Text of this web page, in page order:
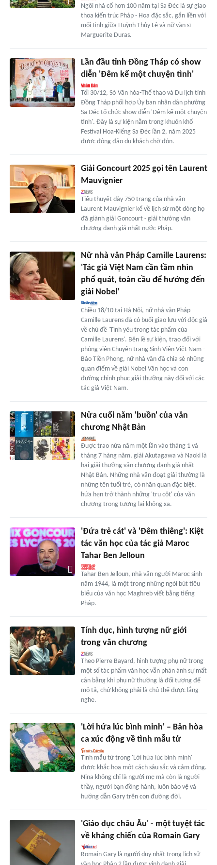
Ngôi nhà cổ hơn 100 năm tại Sa Đéc là sự giao
thoa kiến trúc Pháp - Hoa đặc sắc, gắn liền với
mối tình giữa Huỳnh Thủy Lê và nữ văn sĩ
Marguerite Duras.
Lần đầu tỉnh Đồng Tháp có show
diễn 'Đêm kể một chuyện tình'
Tối 30/12, Sở Văn hóa-Thể thao và Du lịch tỉnh
Đồng Tháp phối hợp Ủy ban nhân dân phường
Sa Đéc tổ chức show diễn 'Đêm kể một chuyện
tình'. Đây là sự kiện nằm trong khuôn khổ
Festival Hoa-Kiểng Sa Đéc lần 2, năm 2025
được đông đảo du khách chờ đón.
Giải Goncourt 2025 gọi tên Laurent
Mauvignier
Tiểu thuyết dày 750 trang của nhà văn
Laurent Mauvignier kể về lịch sử một dòng họ
đã giành giải Goncourt - giải thưởng văn
chương danh giá nhất nước Pháp.
Nữ nhà văn Pháp Camille Laurens:
'Tác giả Việt Nam cần tầm nhìn
phổ quát, toàn cầu để hướng đến
giải Nobel'
Chiều 18/10 tại Hà Nội, nữ nhà văn Pháp
Camille Laurens đã có buổi giao lưu với độc giả
về chủ đề 'Tình yêu trong tác phẩm của
Camille Laurens'. Bên lề sự kiện, trao đổi với
phóng viên Chuyên trang Sinh Viên Việt Nam -
Báo Tiền Phong, nữ nhà văn đã chia sẻ những
quan điểm về giải Nobel Văn học và con
đường chinh phục giải thưởng này đối với các
tác giả Việt Nam.
Nửa cuối năm 'buồn' của văn
chương Nhật Bản
Được trao nửa năm một lần vào tháng 1 và
tháng 7 hàng năm, giải Akutagawa và Naoki là
hai giải thưởng văn chương danh giá nhất
Nhật Bản. Những nhà văn đoạt giải thường là
những tên tuổi trẻ, có nhãn quan đặc biệt,
hứa hẹn trở thành những 'trụ cột' của văn
chương trong tương lai không xa.
'Đứa trẻ cát' và 'Đêm thiêng': Kiệt
tác văn học của tác giả Maroc
Tahar Ben Jelloun
Tahar Ben Jelloun, nhà văn người Maroc sinh
năm 1944, là một trong những ngòi bút tiêu
biểu của văn học Maghreb viết bằng tiếng
Pháp.
Tính dục, hình tượng nữ giới
trong văn chương
Theo Pierre Bayard, hình tượng phụ nữ trong
một số tác phẩm văn học vẫn phản ánh sự mất
cân bằng khi phụ nữ thường là đối tượng để
mô tả, chứ không phải là chủ thể được lắng
nghe.
'Lời hứa lúc bình minh' – Bản hòa
ca xúc động về tình mẫu tử
Tình mẫu tử trong 'Lời hứa lúc bình minh'
được khắc họa một cách sâu sắc và cảm động.
Nina không chỉ là người mẹ mà còn là người
thầy, người bạn đồng hành, luôn bảo vệ và
hướng dẫn Gary trên con đường đời.
'Giáo dục châu Âu' - một tuyệt tác
về kháng chiến của Romain Gary
Romain Gary là người duy nhất trong lịch sử